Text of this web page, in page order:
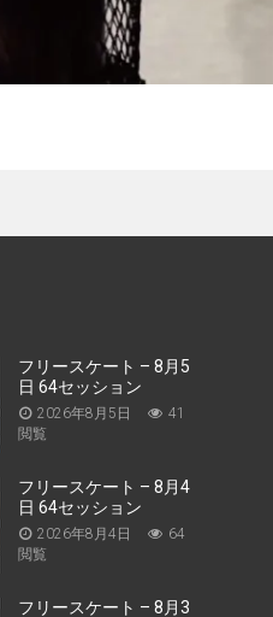
フリースケート – 8月5
日 64セッション
2026年8月5日
41
閲覧
フリースケート – 8月4
日 64セッション
2026年8月4日
64
閲覧
フリースケート – 8月3